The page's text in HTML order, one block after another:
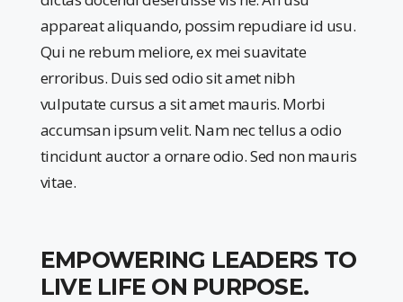
appareat aliquando, possim repudiare id usu.
Qui ne rebum meliore, ex mei suavitate
erroribus. Duis sed odio sit amet nibh
vulputate cursus a sit amet mauris. Morbi
accumsan ipsum velit. Nam nec tellus a odio
tincidunt auctor a ornare odio. Sed non mauris
vitae.
EMPOWERING LEADERS TO
LIVE LIFE ON PURPOSE.